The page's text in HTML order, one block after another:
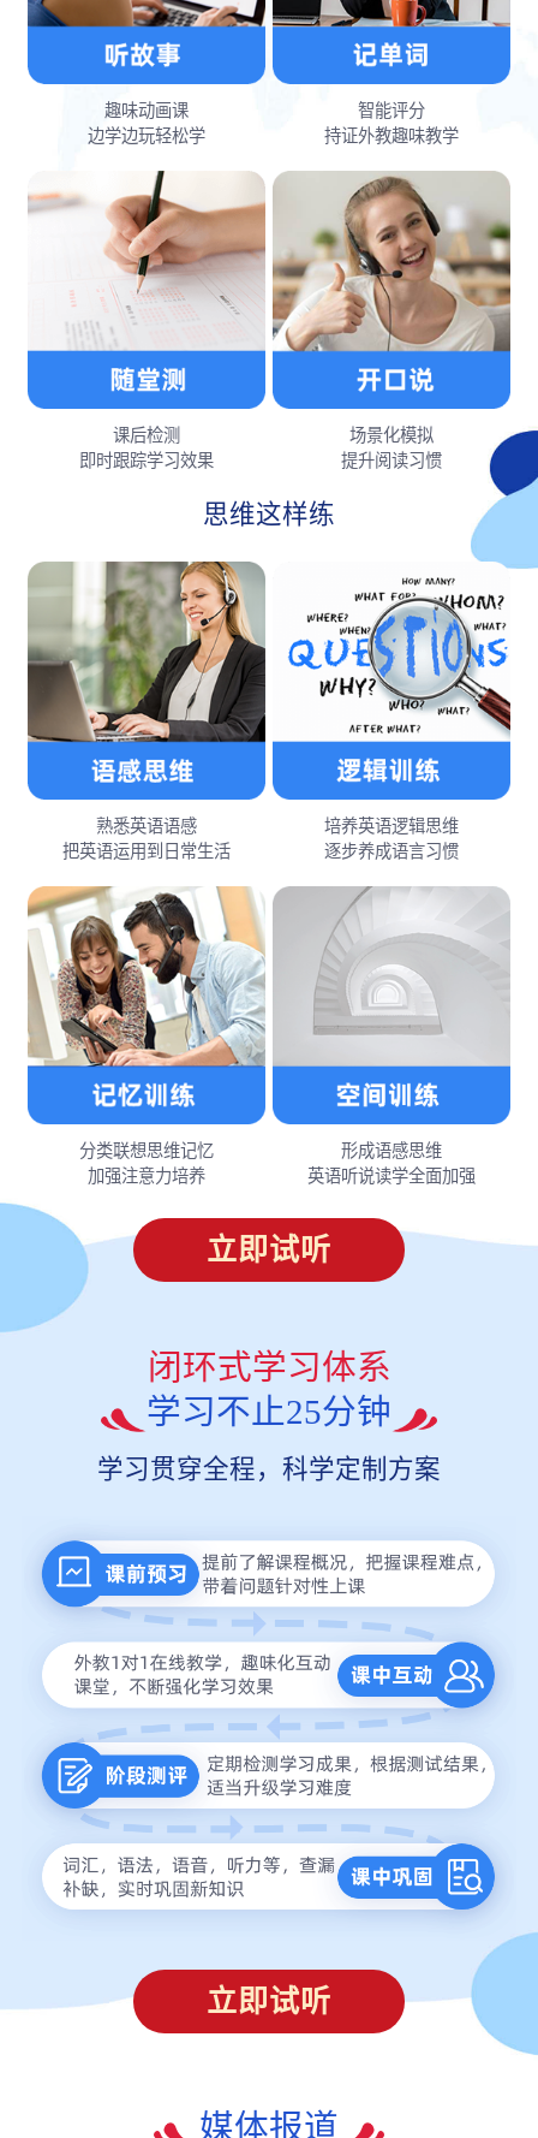
趣味动画课
边学边玩轻松学
智能评分
持证外教趣味教学
课后检测
即时跟踪学习效果
场景化模拟
提升阅读习惯
思维这样练
熟悉英语语感
把英语运用到日常生活
培养英语逻辑思维
逐步养成语言习惯
分类联想思维记忆
加强注意力培养
形成语感思维
英语听说读学全面加强
立即试听
闭环式学习体系
学习不止25分钟
学习贯穿全程，科学定制方案
立即试听
媒体报道